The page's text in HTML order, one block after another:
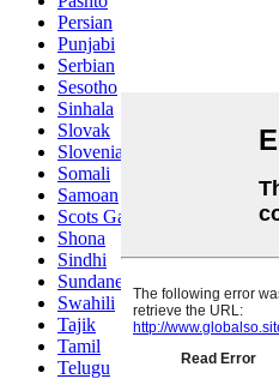
Persian
Punjabi
Serbian
Sesotho
Sinhala
Slovak
Slovenian
Somali
Samoan
Scots Gaelic
Shona
Sindhi
Sundanese
Swahili
Tajik
Tamil
Telugu